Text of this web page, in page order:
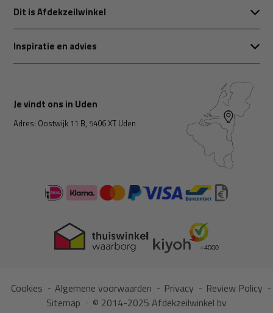
Dit is Afdekzeilwinkel
Inspiratie en advies
Je vindt ons in Uden
Adres: Oostwijk 11 B, 5406 XT Uden
Cookies Algemene voorwaarden Privacy
Review Policy
Sitemap
© 2014-2025 Afdekzeilwinkel bv